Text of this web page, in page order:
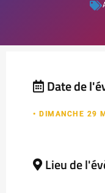
Date de
• DIMANCHE 29
Lieu de